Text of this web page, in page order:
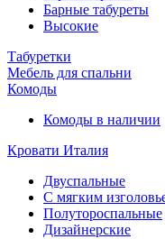
Барные табуреты
Высокие
Табуретки
Мебель для спальни
Комоды
Комоды в наличии
Кровати Италия
Двуспальные
С мягким
Полутороспальные
Дизайнерские